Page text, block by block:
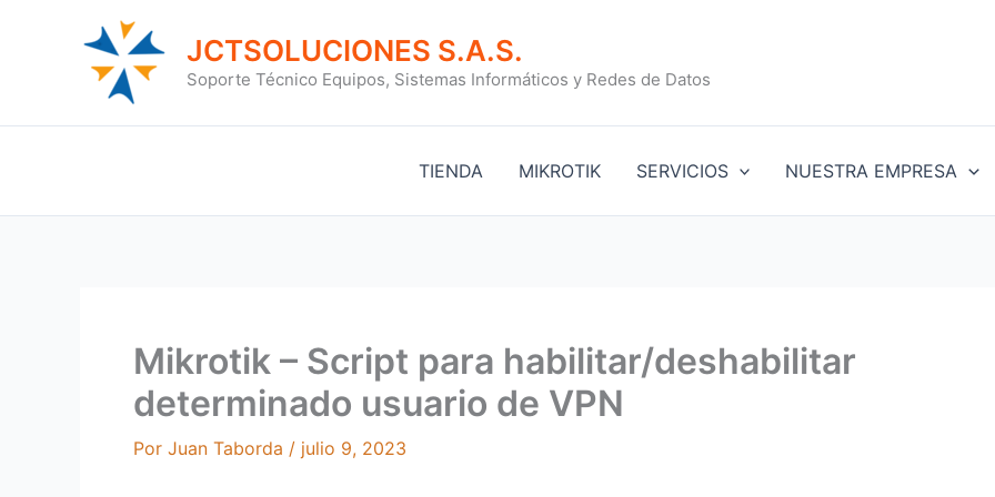
JCTSOLUCIONES S.A.S.
Soporte Técnico Equipos, Sistemas Informáticos y Redes de Datos
TIENDA MIKROTIK SERVICIOS NUESTRA EMPRESA
Mikrotik – Script para habilitar/deshabilitar
determinado usuario de VPN
Por Juan Taborda / julio 9, 2023